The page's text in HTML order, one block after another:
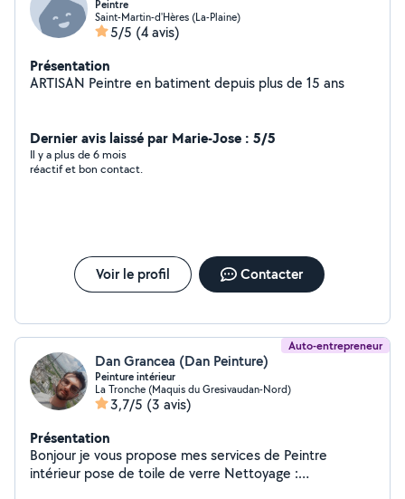
Peintre
Saint-Martin-d'Hères (La-Plaine)
5/5 (4 avis)
Présentation
ARTISAN Peintre en batiment depuis plus de 15 ans
Dernier avis laissé par Marie-Jose : 5/5
Il y a plus de 6 mois
réactif et bon contact.
Voir le profil Contacter
Auto-entrepreneur
Dan Grancea (Dan Peinture)
Peinture intérieur
La Tronche (Maquis du Gresivaudan-Nord)
3,7/5 (3 avis)
Présentation
Bonjour je vous propose mes services de Peintre
intérieur pose de toile de verre Nettoyage :